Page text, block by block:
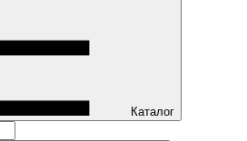
Каталог